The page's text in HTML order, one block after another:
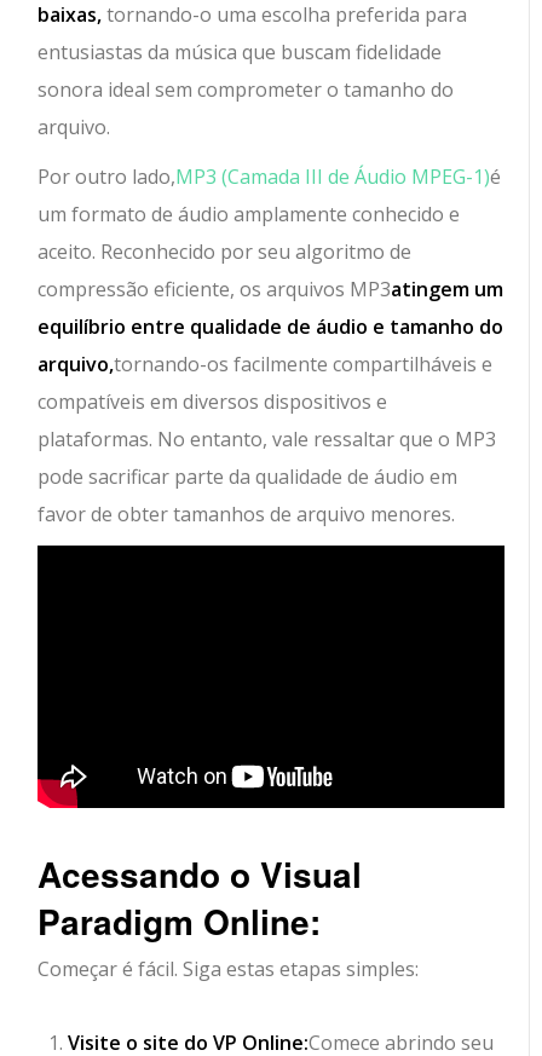
baixas,tornando-o uma escolha preferida para
entusiastas da música que buscam fidelidade
sonora ideal sem comprometer o tamanho do
arquivo.
Por outro lado,MP3 (Camada III de Áudio MPEG-1)é
um formato de áudio amplamente conhecido e
aceito. Reconhecido por seu algoritmo de
compressão eficiente, os arquivos MP3atingem um
equilíbrio entre qualidade de áudio e tamanho do
arquivo,tornando-os facilmente compartilháveis e
compatíveis em diversos dispositivos e
plataformas. No entanto, vale ressaltar que o MP3
pode sacrificar parte da qualidade de áudio em
favor de obter tamanhos de arquivo menores.
Acessando o Visual
Paradigm Online:
Começar é fácil. Siga estas etapas simples:
Visite o site do VP Online:Comece abrindo seu